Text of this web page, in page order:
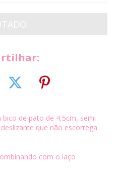
de pato de 4,5cm, semi
que não escorrega
com o laço